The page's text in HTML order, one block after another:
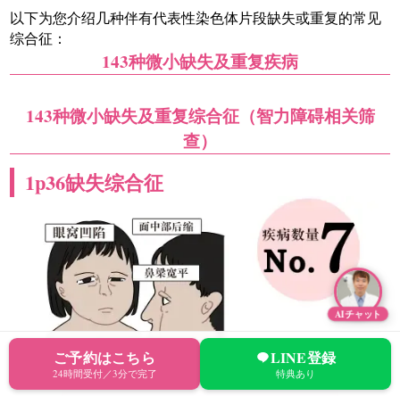
以下为您介绍几种伴有代表性染色体片段缺失或重复的常见
综合征：
143种微小缺失及重复疾病
143种微小缺失及重复综合征（智力障碍相关筛
查）
1p36缺失综合征
ご予約はこちら
24時間受付／3分で完了
LINE登録
特典あり
AIチャット